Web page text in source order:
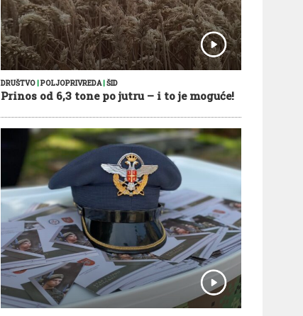
DRUŠTVO|POLJOPRIVREDA|ŠID
Prinos od 6,3 tone po jutru – i to je moguće!